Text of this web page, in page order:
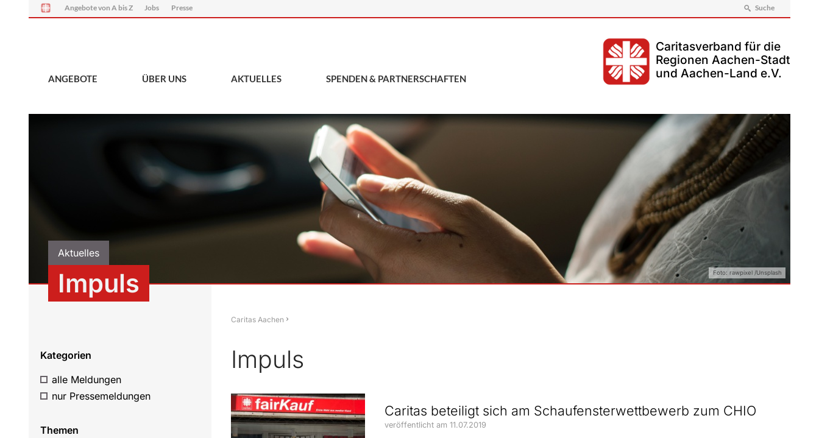
Angebote von A bis Z Jobs Presse Suche
Caritasverband für die
Regionen Aachen-Stadt
und Aachen-Land e.V.
ANGEBOTE ÜBER UNS AKTUELLES SPENDEN & PARTNERSCHAFTEN
Aktuelles
Impuls Foto: rawpixel /Unsplash
Kategorien
alle Meldungen
nur Pressemeldungen
Themen
Caritas Aachen
Impuls
Caritas beteiligt sich am Schaufensterwettbewerb zum CHIO
veröffentlicht am 11.07.2019